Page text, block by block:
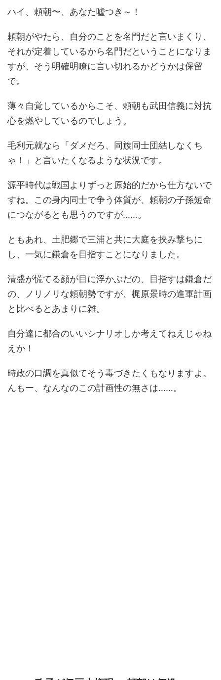
ハイ、頼朝〜、あなた嘘つき～！
頼朝がやたら、自分のことを名門だと言いまくり、
それが定着しているから名門だということになりま
すが、そう明確明瞭に言い切れるかどうかは保留
で。
薄々自覚しているからこそ、頼朝も武田信義に対抗
心を燃やしているのでしょう。
毛利元就なら「ダメだろ、同族同士団結しなくち
ゃ！」と言いたくなるような状況です。
源平時代は戦国よりずっと原始的だから仕方ないで
すね。この身内同士で争う体質が、頼朝の子孫短命
につながるとも思うのですが……。
ともあれ、土肥郷で三浦と共に大庭を挟み撃ちに
し、一気に鎌倉を目指すことになりました。
清盛が慌てる顔が目に浮かぶだの、目指すは鎌倉だ
の、ノリノリな頼朝勢ですが、梶原景時の進軍計画
と比べるとあまりに雑。
自分達に都合のいいシナリオしか考えてねえじゃね
えか！
時政の口調を真似てそう毒づきたくもなりますよ。
んもー、なんなのこの計画性の無さは……。